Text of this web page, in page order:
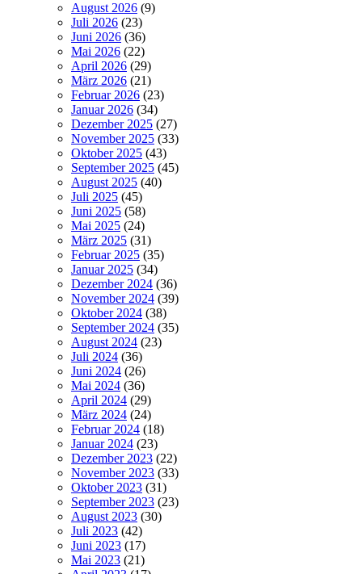
August 2026 (9)
Juli 2026 (23)
Juni 2026 (36)
Mai 2026 (22)
April 2026 (29)
März 2026 (21)
Februar 2026 (23)
Januar 2026 (34)
Dezember 2025 (27)
November 2025 (33)
Oktober 2025 (43)
September 2025 (45)
August 2025 (40)
Juli 2025 (45)
Juni 2025 (58)
Mai 2025 (24)
März 2025 (31)
Februar 2025 (35)
Januar 2025 (34)
Dezember 2024 (36)
November 2024 (39)
Oktober 2024 (38)
September 2024 (35)
August 2024 (23)
Juli 2024 (36)
Juni 2024 (26)
Mai 2024 (36)
April 2024 (29)
März 2024 (24)
Februar 2024 (18)
Januar 2024 (23)
Dezember 2023 (22)
November 2023 (33)
Oktober 2023 (31)
September 2023 (23)
August 2023 (30)
Juli 2023 (42)
Juni 2023 (17)
Mai 2023 (21)